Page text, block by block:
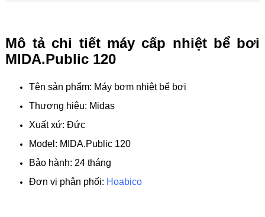
Mô tả chi tiết máy cấp nhiệt bể bơi
MIDA.Public 120
Tên sản phẩm: Máy bơm nhiệt bể bơi
Thương hiệu: Midas
Xuất xứ: Đức
Model: MIDA.Public 120
Bảo hành: 24 tháng
Đơn vị phân phối: Hoabico